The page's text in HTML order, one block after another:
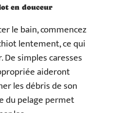
en douceur
le bain, commencez
lentement, ce qui
De simples caresses
aideront
les débris de son
du pelage permet